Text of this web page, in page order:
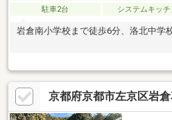
駐車2台
システムキッチ
岩倉南小学校まで徒歩6分、洛北中学
京都府京都市左京区岩